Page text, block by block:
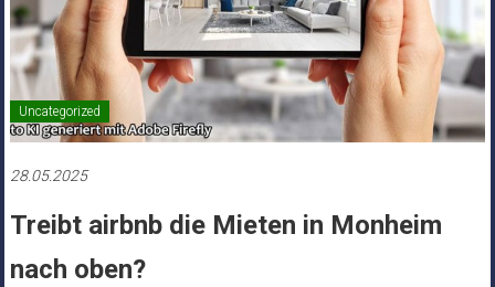
Uncategorized
28.05.2025
Treibt airbnb die Mieten in Monheim
nach oben?